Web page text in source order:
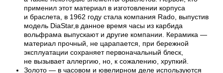
применил этот материал в изготовлении корпуса
и браслета, в 1962 году стала компания Rado, выпустив
модель DiaStar,в данное время часы из карбида
вольфрама выпускают и другие компании. Керамика —
материал прочный, не царапается, при бережной
эксплуатации сохраняет первоначальный блеск,
не вызывает аллергию, но, к сожалению, хрупкий.
Золото — в часовом и ювелирном деле используются